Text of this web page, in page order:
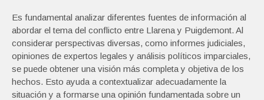
Es fundamental analizar diferentes fuentes de información al
abordar el tema del conflicto entre Llarena y Puigdemont. Al
considerar perspectivas diversas, como informes judiciales,
opiniones de expertos legales y análisis políticos imparciales,
se puede obtener una visión más completa y objetiva de los
hechos. Esto ayuda a contextualizar adecuadamente la
situación y a formarse una opinión fundamentada sobre un